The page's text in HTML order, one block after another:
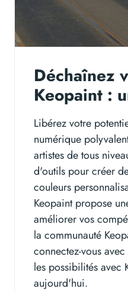
Déchaînez
Keopaint :
Libérez votre
numérique
artistes de tous
d'outils pour créer
couleurs
Keopaint propose
améliorer vos
la communauté
connectez-vous
les possibilités avec
aujourd'hui.